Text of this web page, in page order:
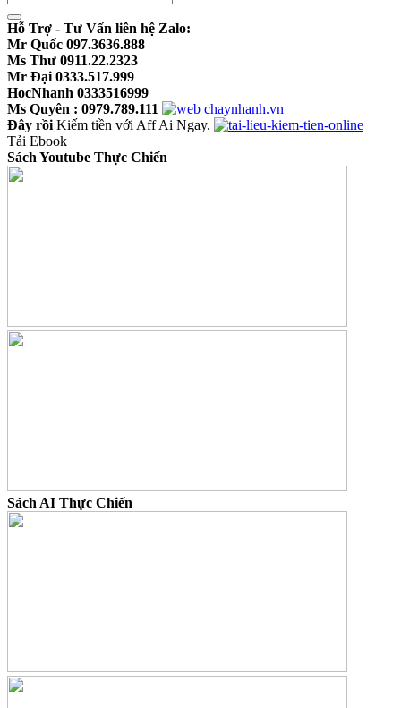
Hỗ Trợ - Tư Vấn liên hệ Zalo:
Mr Quốc 097.3636.888
Ms Thư 0911.22.2323
Mr Đại 0333.517.999
HocNhanh 0333516999
Ms Quyên : 0979.789.111
Đây rồi Kiếm tiền với Aff Ai Ngay.
Tải Ebook
Sách Youtube Thực Chiến
Sách AI Thực Chiến